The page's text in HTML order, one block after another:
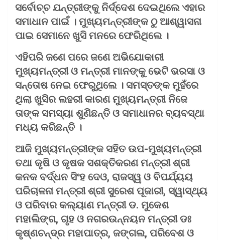
ସର୍ବୋଚ୍ଚ ଯନ୍ତ୍ରୀଙ୍କୁ ନିର୍ଦ୍ଦେଶ ଦେଇଥିଲେ ଏହାର
ସମାଧାନ ପାଇଁ । ମୁଖ୍ୟମନ୍ତ୍ରୀଙ୍କ ଠୁ ଆଶ୍ୱାସନା
ପାଇ ସେମାନେ ଖୁସି ମନରେ ଫେରିଥିଲେ ।
ଏହିପରି ଜଣେ ପରେ ଜଣେ ଅଭିଯୋକାରୀ
ମୁଖ୍ୟମନ୍ତ୍ରୀ ଓ ମନ୍ତ୍ରୀ ମାନଙ୍କୁ ଭେଟି ଭରସା ଓ
ସନ୍ତୋଷ ନେଇ ଫେରୁଥିଲେ । ସମସ୍ତଙ୍କ ମୁହଁରେ
ଥିଲା ଖୁସିର ଲହରୀ କାରଣ ମୁଖ୍ୟମନ୍ତ୍ରୀ ନିଜେ
ତାଙ୍କ ସମସ୍ୟା ଶୁଣିଛନ୍ତି ଓ ସମାଧାନର ବ୍ୟବସ୍ଥା
ମଧ୍ୟ କରିଛନ୍ତି ।
ଆଜି ମୁଖ୍ୟମନ୍ତ୍ରୀଙ୍କ ସହିତ ଉପ-ମୁଖ୍ୟମନ୍ତ୍ରୀ
ତଥା କୃଷି ଓ କୃଷକ ସଶକ୍ତିକରଣ ମନ୍ତ୍ରୀ ଶ୍ରୀ
କନକ ବର୍ଦ୍ଧନ ସିଂହ ଦେଓ, ରାଜସ୍ୱ ଓ ବିପର୍ଯ୍ୟୟ
ପରିଚାଳନା ମନ୍ତ୍ରୀ ଶ୍ରୀ ସୁରେଶ ପୂଜାରୀ, ସ୍ୱାସ୍ଥ୍ୟ
ଓ ପରିବାର କଲ୍ୟାଣ ମନ୍ତ୍ରୀ ଡ. ମୁକେଶ
ମହାଲିଙ୍ଗ, ଗୃହ ଓ ନଗରଉନ୍ନୟନ ମନ୍ତ୍ରୀ ଡଃ
କୃଷ୍ଣଚନ୍ଦ୍ର ମହାପାତ୍ର, ଜଙ୍ଗଲ, ପରିବେଶ ଓ